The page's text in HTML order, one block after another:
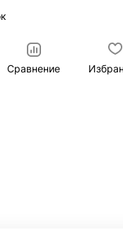
Сравнение